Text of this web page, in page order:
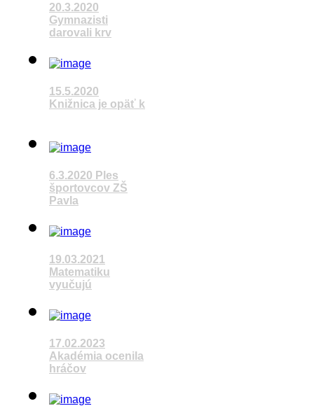
20.3.2020
Gymnazisti
darovali krv
Pozrieť video
15.5.2020
Knižnica je opäť k
6.3.2020 Ples
športovcov ZŠ
Pavla
Pozrieť video
19.03.2021
Matematiku
vyučujú
Pozrieť video
17.02.2023
Akadémia ocenila
hráčov
Pozrieť video